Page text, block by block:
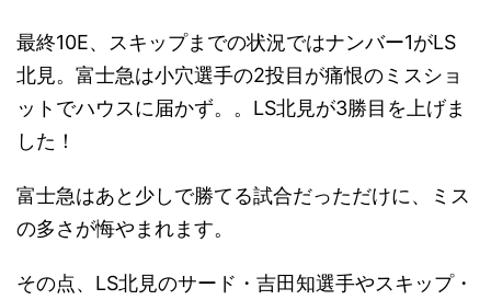
最終10E、スキップまでの状況ではナンバー1がLS
北見。富士急は小穴選手の2投目が痛恨のミスショ
ットでハウスに届かず。。LS北見が3勝目を上げま
した！
富士急はあと少しで勝てる試合だっただけに、ミス
の多さが悔やまれます。
その点、LS北見のサード・吉田知選手やスキップ・